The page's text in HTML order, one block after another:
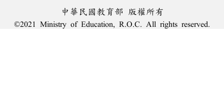
中華民國教育部 版權所有
©2021 Ministry of Education, R.O.C. All rights reserved.